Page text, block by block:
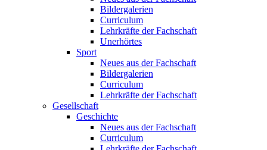
Bildergalerien
Curriculum
Lehrkräfte der Fachschaft
Unerhörtes
Sport
Neues aus der Fachschaft
Bildergalerien
Curriculum
Lehrkräfte der Fachschaft
Gesellschaft
Geschichte
Neues aus der Fachschaft
Curriculum